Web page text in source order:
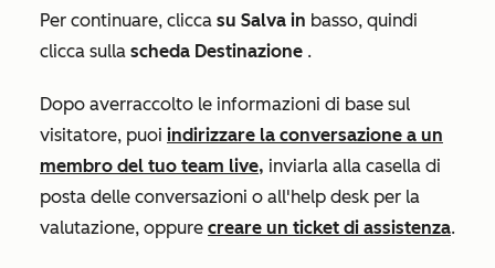
Per continuare, clicca su Salva in basso, quindi
clicca sulla scheda Destinazione .
Dopo averraccolto le informazioni di base sul
visitatore, puoi indirizzare la conversazione a un
membro del tuo team live, inviarla alla casella di
posta delle conversazioni o all'help desk per la
valutazione, oppure creare un ticket di assistenza.